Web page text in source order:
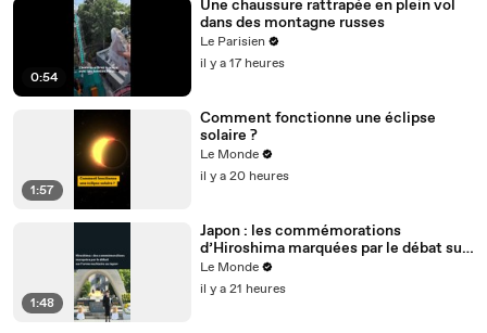
0:54
Une chaussure rattrapée en plein vol
dans des montagne russes
Le Parisien
il y a 17 heures
1:57
Comment fonctionne une éclipse
solaire ?
Le Monde
il y a 20 heures
1:48
Japon : les commémorations
d’Hiroshima marquées par le débat sur
l’arme nucléaire
Le Monde
il y a 21 heures